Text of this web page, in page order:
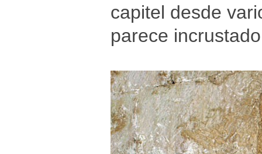
capitel desde
parece